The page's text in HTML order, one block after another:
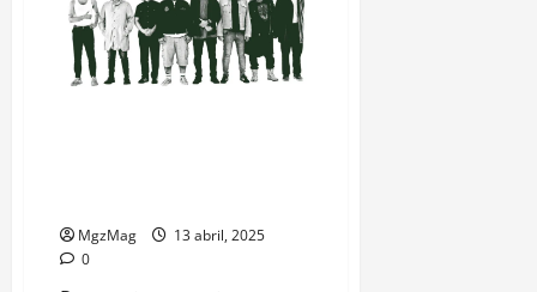
MgzMag
13 abril, 2025
0